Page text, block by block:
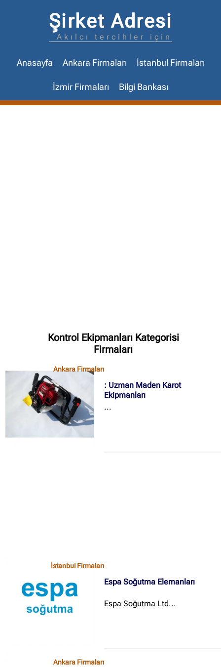
Şirket Adresi
Akılcı tercihler için
Anasayfa Ankara Firmaları İstanbul Firmaları
İzmir Firmaları Bilgi Bankası
Kontrol Ekipmanları Kategorisi
Firmaları
Ankara Firmaları
: Uzman Maden Karot
Ekipmanları
...
İstanbul Firmaları
Espa Soğutma Elemanları
Espa Soğutma Ltd...
Ankara Firmaları
İçerik grupları
Ankara Firmaları
İstanbul Firmaları(388)
İzmir Firmaları